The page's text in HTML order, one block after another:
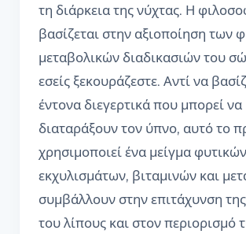
τη διάρκεια της νύχτας. Η
βασίζεται στην αξιοποίηση των
μεταβολικών διαδικασιών του
εσείς ξεκουράζεστε. Αντί να
έντονα διεγερτικά που μπορεί να
διαταράξουν τον ύπνο, αυτό το
χρησιμοποιεί ένα μείγμα φυτικών
εκχυλισμάτων, βιταμινών και
συμβάλλουν στην επιτάχυνση
του λίπους και στον περιορισμό